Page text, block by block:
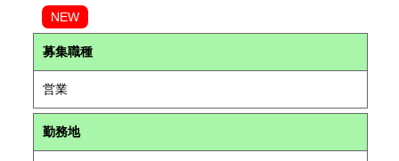
NEW
募集職種
営業
勤務地